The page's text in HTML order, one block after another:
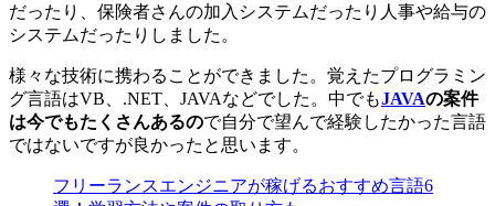
だったり、保険者さんの加入システムだったり人事や給与の
システムだったりしました。
様々な技術に携わることができました。覚えたプログラミン
グ言語はVB、.NET、JAVAなどでした。中でもJAVAの案件
は今でもたくさんあるので自分で望んで経験したかった言語
ではないですが良かったと思います。
フリーランスエンジニアが稼げるおすすめ言語6